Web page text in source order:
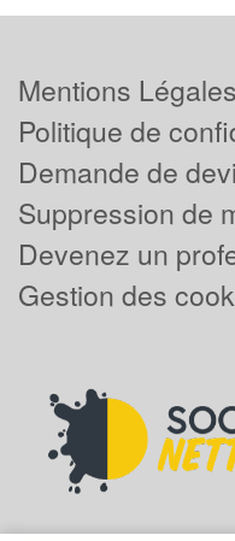
Mentions Légales
Politique de
Demande de
Suppression de
Devenez un
Gestion des